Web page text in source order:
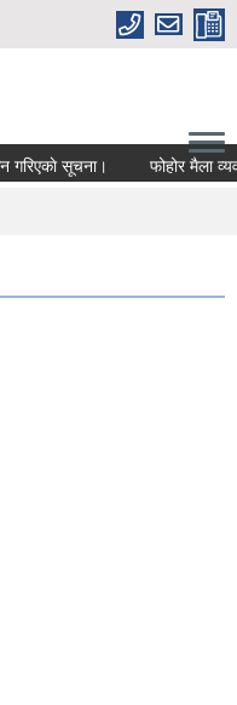
सूचना। फोहोर मैला